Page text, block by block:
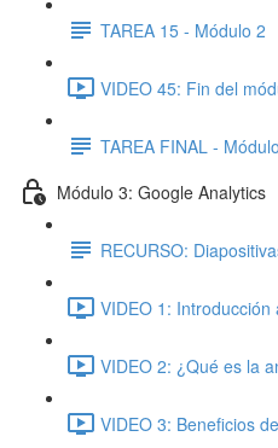
TAREA 15 - Módulo 2
VIDEO 45: Fin del
TAREA FINAL -
Módulo 3: Google Analytics
RECURSO:
VIDEO 1:
VIDEO 2: ¿Qué es la
VIDEO 3: Beneficios